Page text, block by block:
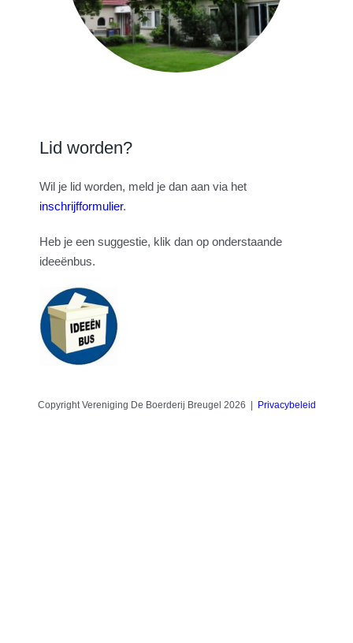
Lid worden?
Wil je lid worden, meld je dan aan via het
inschrijfformulier.
Heb je een suggestie, klik dan op onderstaande
ideeënbus.
Copyright Vereniging De Boerderij Breugel 2026 | Privacybeleid